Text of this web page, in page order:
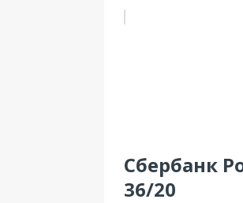
Сбербанк
36/20